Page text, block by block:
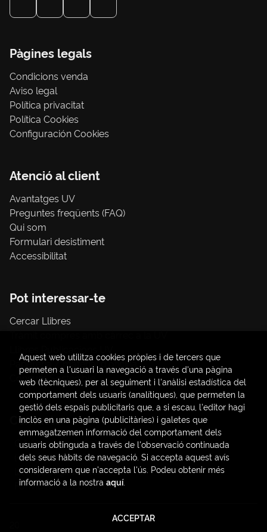
Pàgines legals
Condicions venda
Aviso legal
Política privacitat
Política Cookies
Configuración Cookies
Atenció al client
Avantatges UV
Preguntes freqüents (FAQ)
Qui som
Formulari desistiment
Accessibilitat
Pot interessar-te
Cercar Llibres
Papereria / material d'oficina
Consum Sostenible
Contacte
C/ Amadeo de Saboya, 4
(+34) 963828968
latendauv@fundacio.es
Formulari de contacte
. Tots els Drets Reservats |
Aquest web utilitza cookies pròpies i de tercers que
permeten a l'usuari la navegació a través d'una pàgina
web (tècniques), per al seguiment i l'anàlisi estadística del
comportament dels usuaris (analítiques), que permeten la
gestió dels espais publicitaris que, a si escau, l'editor hagi
inclòs en una pàgina (publicitàries) i galetes que
emmagatzemen informació del comportament dels
usuaris obtinguda a través de l'observació continuada
dels seus hàbits de navegació. Si accepta aquest avís
considerarem que n'accepta l'ús. Podeu obtenir més
informació a la nostra aquí.
ACCEPTAR